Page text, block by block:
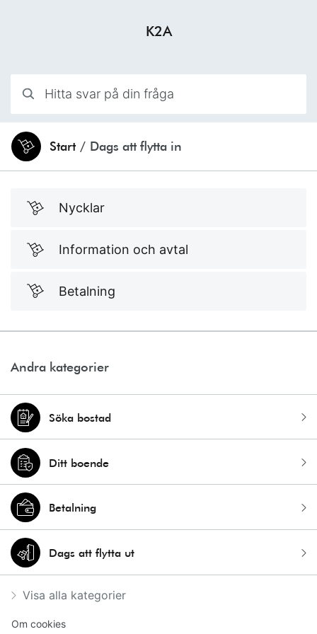
K2A
Du är här:Start / Dags att flytta in
Underkategorier
Nycklar
Information och avtal
Betalning
Andra kategorier
Söka bostad
Ditt boende
Betalning
Dags att flytta ut
Visa alla kategorier
Om cookies